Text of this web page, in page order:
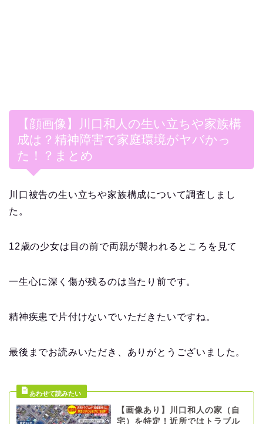
【顔画像】川口和人の生い立ちや家族構
成は？精神障害で家庭環境がヤバかっ
た！？まとめ
川口被告の生い立ちや家族構成について調査しまし
た。
12歳の少女は目の前で両親が襲われるところを見て
一生心に深く傷が残るのは当たり前です。
精神疾患で片付けないでいただきたいですね。
最後までお読みいただき、ありがとうございました。
【画像あり】川口和人の家（自
宅）を特定！近所ではトラブル